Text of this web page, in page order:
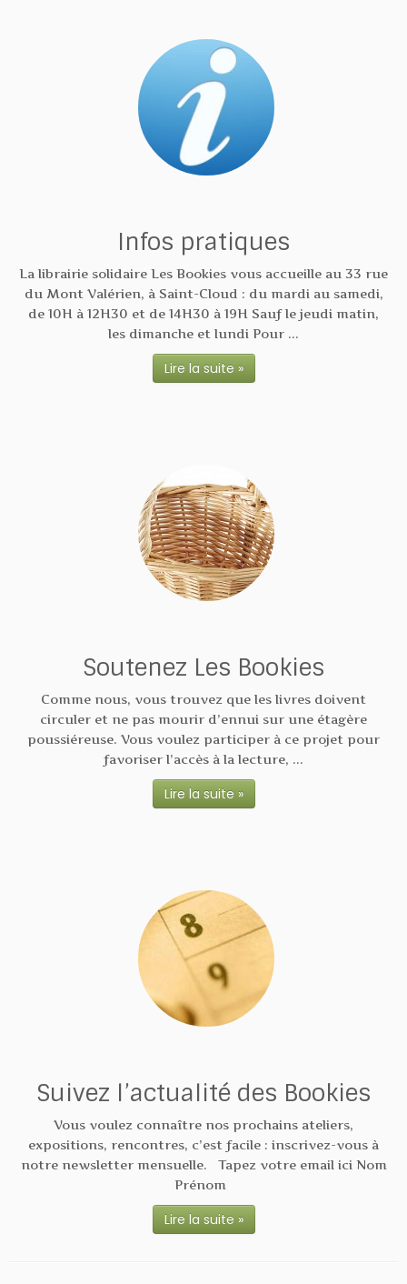
Infos pratiques
La librairie solidaire Les Bookies vous accueille au 33 rue
du Mont Valérien, à Saint-Cloud : du mardi au samedi,
de 10H à 12H30 et de 14H30 à 19H Sauf le jeudi matin,
les dimanche et lundi Pour ...
Lire la suite »
Soutenez Les Bookies
Comme nous, vous trouvez que les livres doivent
circuler et ne pas mourir d’ennui sur une étagère
poussiéreuse. Vous voulez participer à ce projet pour
favoriser l’accès à la lecture, ...
Lire la suite »
Suivez l’actualité des Bookies
Vous voulez connaître nos prochains ateliers,
expositions, rencontres, c’est facile : inscrivez-vous à
notre newsletter mensuelle. Tapez votre email ici Nom
Prénom
Lire la suite »